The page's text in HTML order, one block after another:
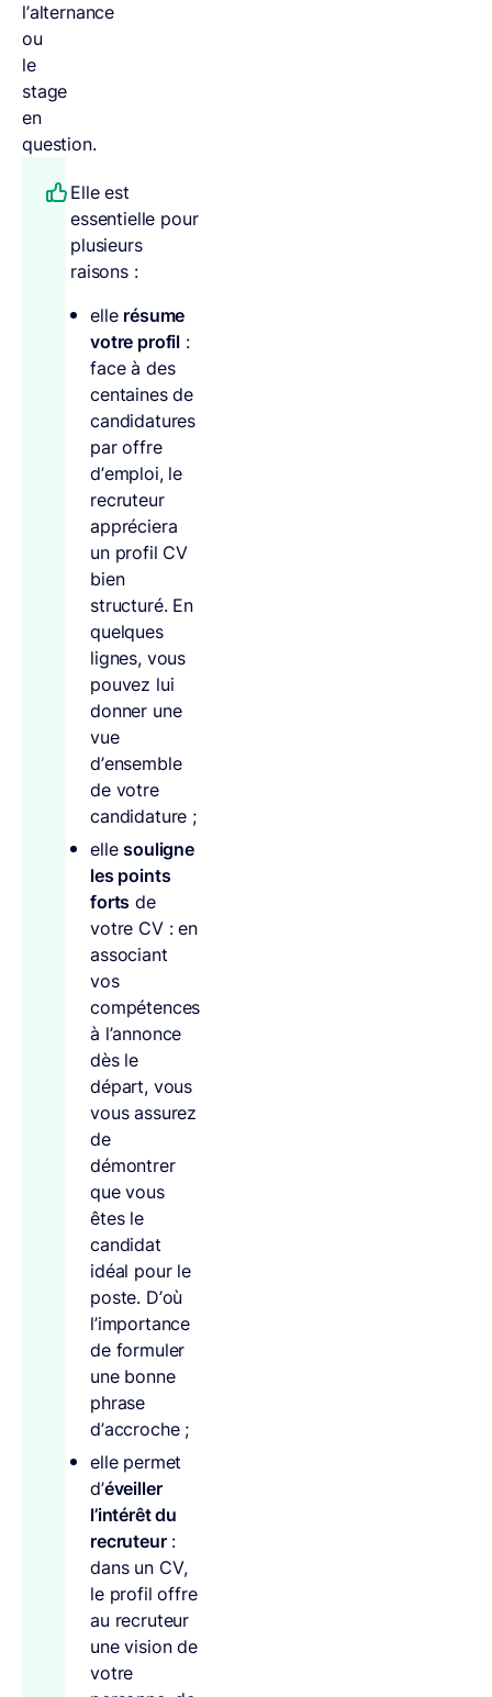
l’alternance
ou
le
stage
en
question.
Elle est
essentielle pour
plusieurs
raisons :
elle résume
votre profil :
face à des
centaines de
candidatures
par offre
d’emploi, le
recruteur
appréciera
un profil CV
bien
structuré. En
quelques
lignes, vous
pouvez lui
donner une
vue
d’ensemble
de votre
candidature ;
ellesouligne
les points
forts de
votre CV : en
associant
vos
compétences
à l’annonce
dès le
départ, vous
vous assurez
de
démontrer
que vous
êtes le
candidat
idéal pour le
poste. D’où
l’importance
de formuler
une bonne
phrase
d’accroche ;
elle permet
d’éveiller
l’intérêt du
recruteur:
dans un CV,
le profil offre
au recruteur
une vision de
votre